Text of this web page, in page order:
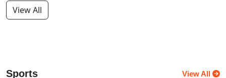
View All
Sports View All